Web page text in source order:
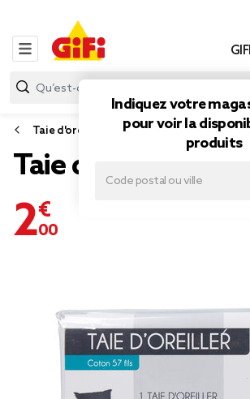
GIFI
Indiquez votre
pour voir la
produits
Taie d'oreiller et taie de traversin
Taie d oreiller blanc
2,00 €